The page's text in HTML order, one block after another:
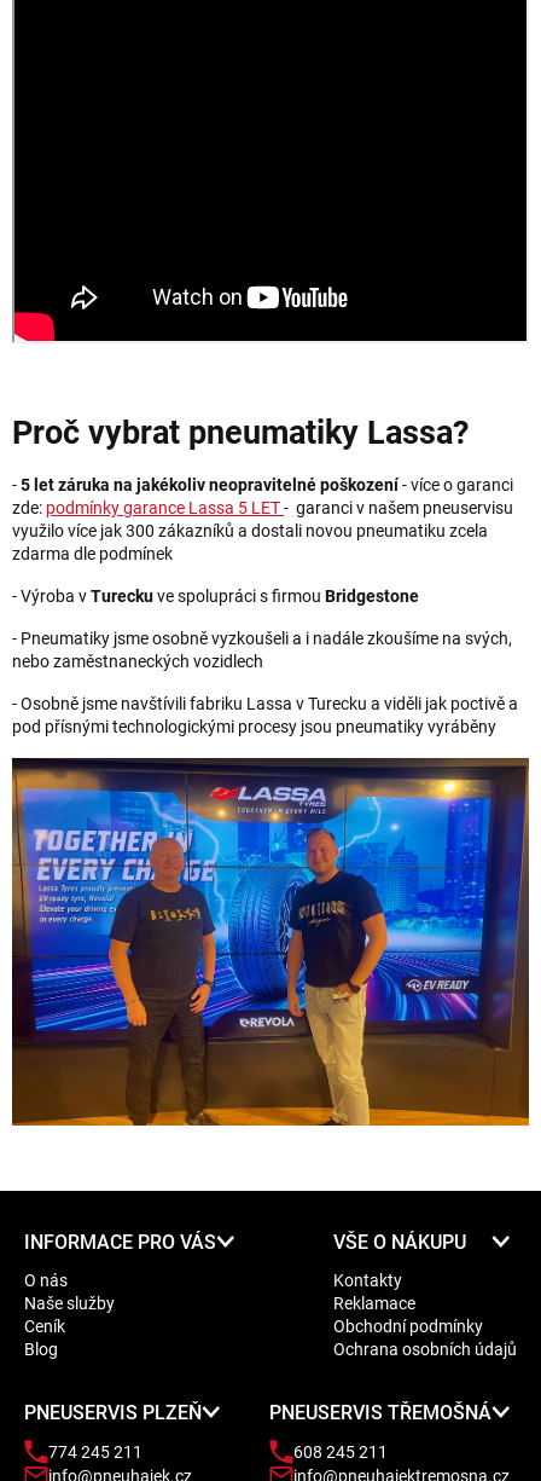
Proč vybrat pneumatiky Lassa?
-5 let záruka na jakékoliv neopravitelné poškození- více o garanci
zde: podmínky garance Lassa 5 LET- garanci v našem pneuservisu
využilo více jak 300 zákazníků a dostali novou pneumatiku zcela
zdarma dle podmínek
- Výroba vTureckuve spolupráci s firmou Bridgestone
- Pneumatiky jsme osobně vyzkoušeli a i nadále zkoušíme na svých,
nebo zaměstnaneckých vozidlech
- Osobně jsme navštívili fabriku Lassa v Turecku a viděli jak poctivě a
pod přísnými technologickými procesy jsou pneumatiky vyráběny
INFORMACE PRO VÁS
O nás
Naše služby
Ceník
Blog
VŠE O NÁKUPU
Kontakty
Reklamace
Obchodní podmínky
Ochrana osobních údajů
PNEUSERVIS PLZEŇ
774 245 211
info@pneuhajek.cz
PNEUSERVIS TŘEMOŠNÁ
608 245 211
info@pneuhajektremosna.cz